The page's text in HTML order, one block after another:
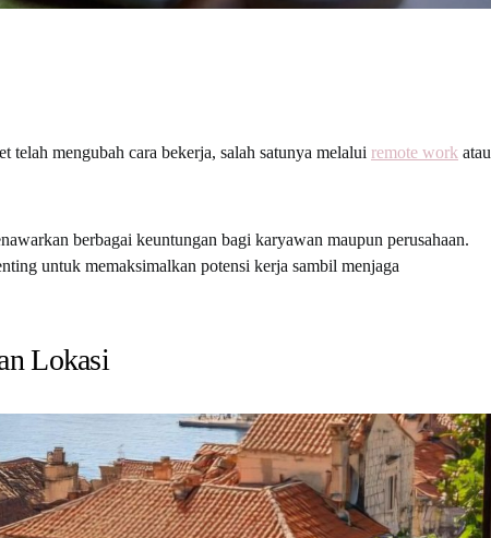
telah mengubah cara bekerja, salah satunya melalui remote work atau
berbagai keuntungan bagi karyawan maupun perusahaan.
untuk memaksimalkan potensi kerja sambil menjaga
Lokasi